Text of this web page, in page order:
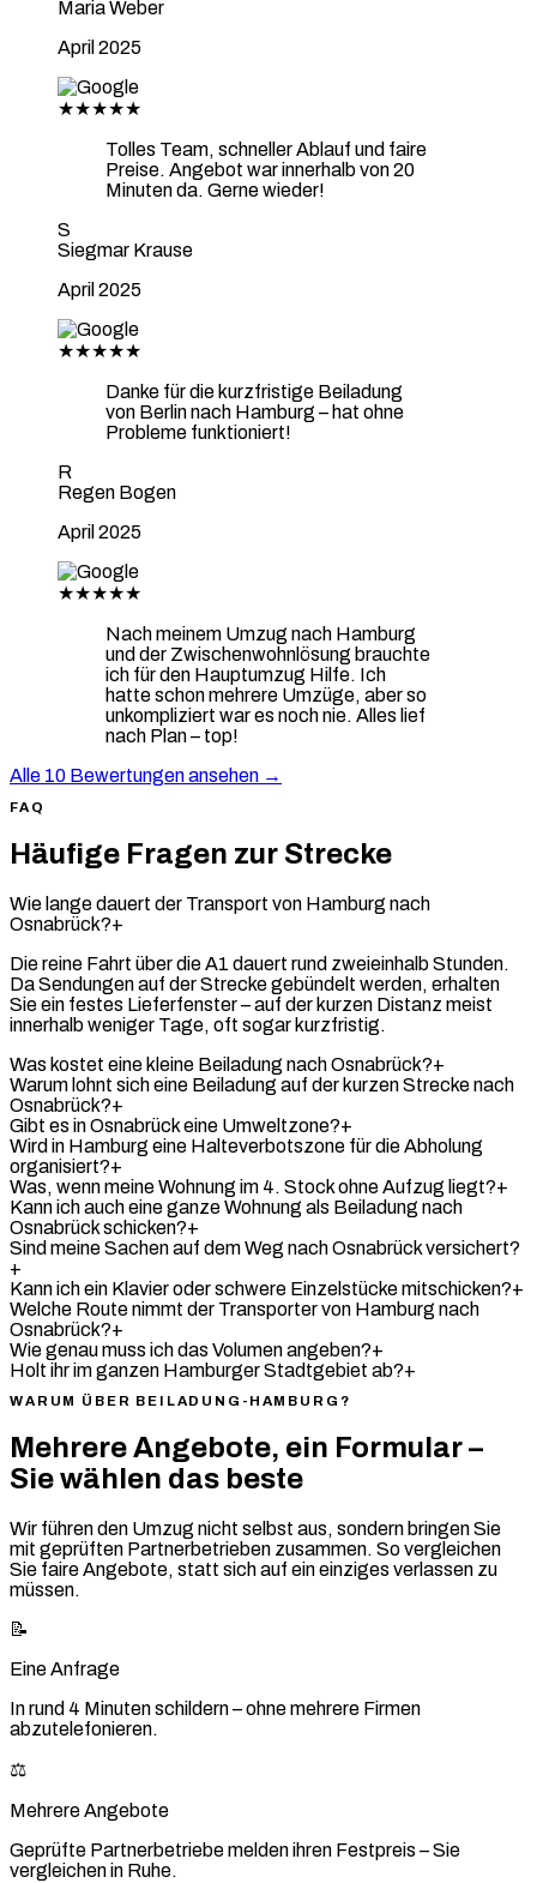
Maria Weber
April 2025
★★★★★
Tolles Team, schneller Ablauf und faire
Preise. Angebot war innerhalb von 20
Minuten da. Gerne wieder!
S
Siegmar Krause
April 2025
★★★★★
Danke für die kurzfristige Beiladung
von Berlin nach Hamburg – hat ohne
Probleme funktioniert!
R
Regen Bogen
April 2025
★★★★★
Nach meinem Umzug nach Hamburg
und der Zwischenwohnlösung brauchte
ich für den Hauptumzug Hilfe. Ich
hatte schon mehrere Umzüge, aber so
unkompliziert war es noch nie. Alles lief
nach Plan – top!
Alle 10 Bewertungen ansehen →
FAQ
Häufige Fragen zur Strecke
Wie lange dauert der Transport von Hamburg nach
Osnabrück?+
Die reine Fahrt über die A1 dauert rund zweieinhalb Stunden.
Da Sendungen auf der Strecke gebündelt werden, erhalten
Sie ein festes Lieferfenster – auf der kurzen Distanz meist
innerhalb weniger Tage, oft sogar kurzfristig.
Was kostet eine kleine Beiladung nach Osnabrück?+
Warum lohnt sich eine Beiladung auf der kurzen Strecke nach
Osnabrück?+
Gibt es in Osnabrück eine Umweltzone?+
Wird in Hamburg eine Halteverbotszone für die Abholung
organisiert?+
Was, wenn meine Wohnung im 4. Stock ohne Aufzug liegt?+
Kann ich auch eine ganze Wohnung als Beiladung nach
Osnabrück schicken?+
Sind meine Sachen auf dem Weg nach Osnabrück versichert?
+
Kann ich ein Klavier oder schwere Einzelstücke mitschicken?+
Welche Route nimmt der Transporter von Hamburg nach
Osnabrück?+
Wie genau muss ich das Volumen angeben?+
Holt ihr im ganzen Hamburger Stadtgebiet ab?+
WARUM ÜBER BEILADUNG-HAMBURG?
Mehrere Angebote, ein Formular –
Sie wählen das beste
Wir führen den Umzug nicht selbst aus, sondern bringen Sie
mit geprüften Partnerbetrieben zusammen. So vergleichen
Sie faire Angebote, statt sich auf ein einziges verlassen zu
müssen.
📝
Eine Anfrage
In rund 4 Minuten schildern – ohne mehrere Firmen
abzutelefonieren.
⚖️
Mehrere Angebote
Geprüfte Partnerbetriebe melden ihren Festpreis – Sie
vergleichen in Ruhe.